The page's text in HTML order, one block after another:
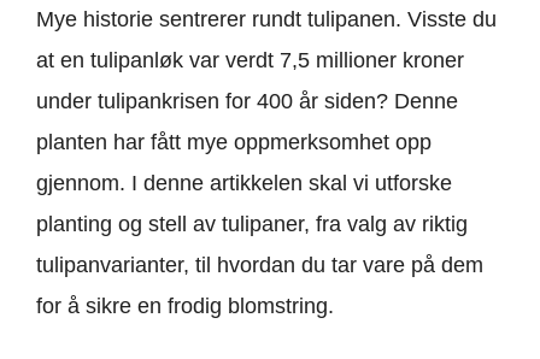
Mye historie sentrerer rundt tulipanen. Visste du
at en tulipanløk var verdt 7,5 millioner kroner
under tulipankrisen for 400 år siden? Denne
planten har fått mye oppmerksomhet opp
gjennom. I denne artikkelen skal vi utforske
planting og stell av tulipaner, fra valg av riktig
tulipanvarianter, til hvordan du tar vare på dem
for å sikre en frodig blomstring.